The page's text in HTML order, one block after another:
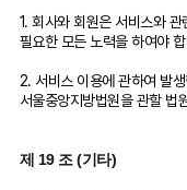
1. 회사와 회원은 서비스와
필요한 모든 노력을 하여야
2. 서비스 이용에 관하여 발
서울중앙지방법원을 관할 법
제 19 조 (기타)